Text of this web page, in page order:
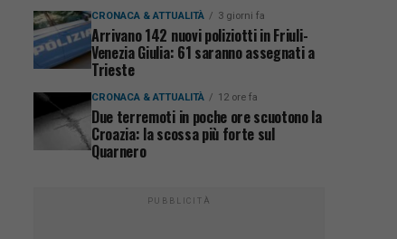
CRONACA & ATTUALITÀ 3 giorni fa
Arrivano 142 nuovi poliziotti in Friuli-
Venezia Giulia: 61 saranno assegnati a
Trieste
CRONACA & ATTUALITÀ 12 ore fa
Due terremoti in poche ore scuotono la
Croazia: la scossa più forte sul
Quarnero
PUBBLICITÀ